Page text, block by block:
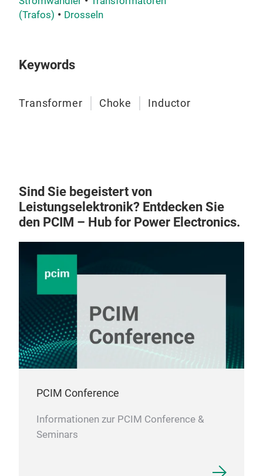
(Trafos)
Drosseln
Keywords
Transformer Choke Inductor
Sind Sie begeistert von
Leistungselektronik? Entdecken Sie
den PCIM – Hub for Power Electronics.
PCIM Conference
Informationen zur PCIM Conference &
Seminars